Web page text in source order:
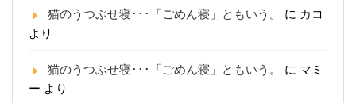
猫のうつぶせ寝･･･「ごめん寝」ともいう。 に カコ
より
猫のうつぶせ寝･･･「ごめん寝」ともいう。 に マミ
ー より